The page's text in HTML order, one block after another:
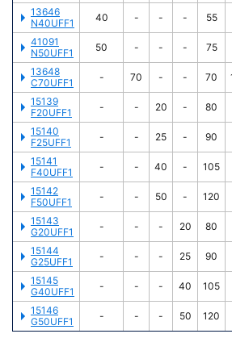
13646
N40UFF1
40 - - - 55
41091
N50UFF1
50 - - - 75
13648
C70UFF1
- 70 - - 70
15139
F20UFF1
- - 20 - 80
15140
F25UFF1
- - 25 - 90
15141
F40UFF1
- - 40 - 105
15142
F50UFF1
- - 50 - 120
15143
G20UFF1
- - - 20 80
15144
G25UFF1
- - - 25 90
15145
G40UFF1
- - - 40 105
15146
G50UFF1
- - - 50 120